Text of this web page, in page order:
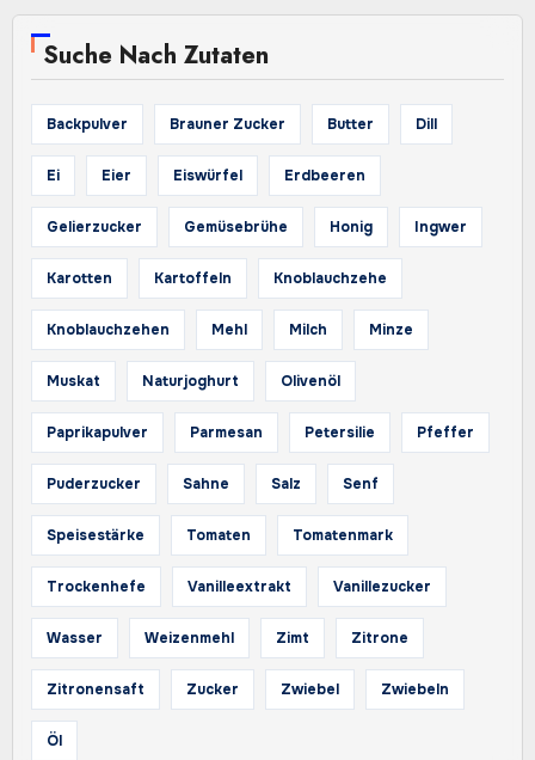
Suche Nach Zutaten
Backpulver Brauner Zucker Butter Dill
Ei Eier Eiswürfel Erdbeeren
Gelierzucker Gemüsebrühe Honig Ingwer
Karotten Kartoffeln Knoblauchzehe
Knoblauchzehen Mehl Milch Minze
Muskat Naturjoghurt Olivenöl
Paprikapulver Parmesan Petersilie Pfeffer
Puderzucker Sahne Salz Senf
Speisestärke Tomaten Tomatenmark
Trockenhefe Vanilleextrakt Vanillezucker
Wasser Weizenmehl Zimt Zitrone
Zitronensaft Zucker Zwiebel Zwiebeln
Öl